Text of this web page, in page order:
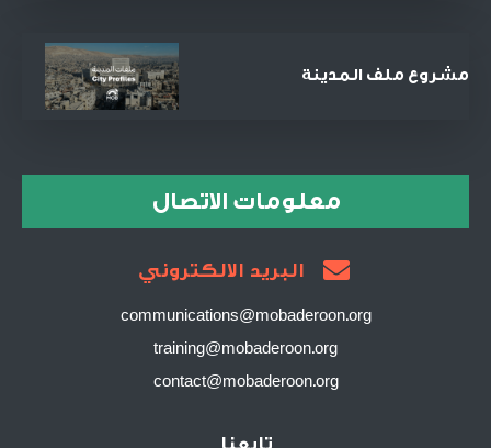
مشروع ملف المدينة
معلومات الاتصال
البريد الالكتروني
communications@mobaderoon.org
training@mobaderoon.org
contact@mobaderoon.org